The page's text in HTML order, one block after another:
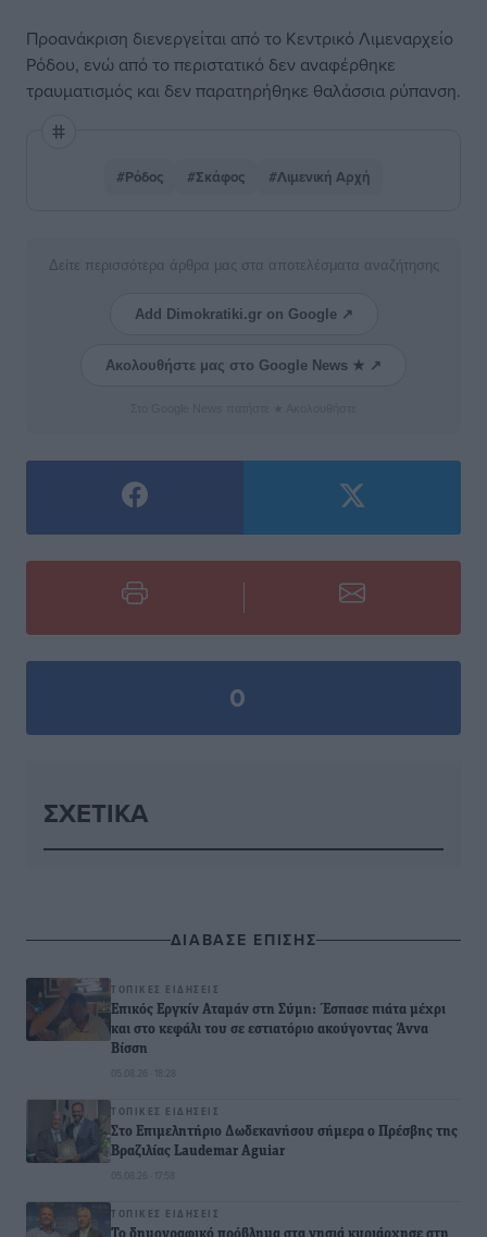
Προανάκριση διενεργείται από το Κεντρικό Λιμεναρχείο
Ρόδου, ενώ από το περιστατικό δεν αναφέρθηκε
τραυματισμός και δεν παρατηρήθηκε θαλάσσια ρύπανση.
#Ρόδος #Σκάφος #Λιμενική Αρχή
Δείτε περισσότερα άρθρα μας στα αποτελέσματα αναζήτησης
Add Dimokratiki.gr on Google ↗
Ακολουθήστε μας στο Google News ★ ↗
0
ΣΧΕΤΙΚΆ
ΔΙΑΒΑΣΕ ΕΠΙΣΗΣ
ΤΟΠΙΚΈΣ ΕΙΔΉΣΕΙΣ
Επικός Εργκίν Αταμάν στη Σύμη: Έσπασε πιάτα μέχρι
και στο κεφάλι του σε εστιατόριο ακούγοντας Άννα
Βίσση
05.08.26 · 18:28
ΤΟΠΙΚΈΣ ΕΙΔΉΣΕΙΣ
Στο Επιμελητήριο Δωδεκανήσου σήμερα ο Πρέσβης της
Βραζιλίας Laudemar Aguiar
05.08.26 · 17:58
ΤΟΠΙΚΈΣ ΕΙΔΉΣΕΙΣ